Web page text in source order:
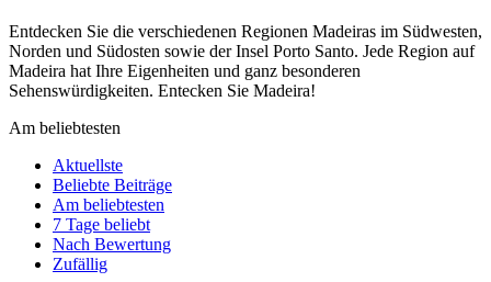
Entdecken Sie die verschiedenen Regionen Madeiras im Südwesten,
Norden und Südosten sowie der Insel Porto Santo. Jede Region auf
Madeira hat Ihre Eigenheiten und ganz besonderen
Sehenswürdigkeiten. Entecken Sie Madeira!
Am beliebtesten
Aktuellste
Beliebte Beiträge
Am beliebtesten
7 Tage beliebt
Nach Bewertung
Zufällig